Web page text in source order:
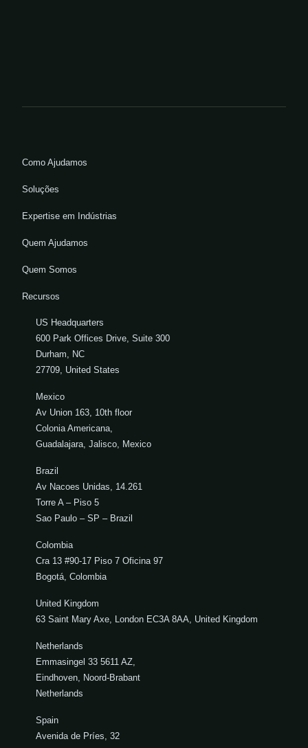
Como Ajudamos
Soluções
Expertise em Indústrias
Quem Ajudamos
Quem Somos
Recursos
US Headquarters
600 Park Offices Drive, Suite 300
Durham, NC
27709, United States
Mexico
Av Union 163, 10th floor
Colonia Americana,
Guadalajara, Jalisco, Mexico
Brazil
Av Nacoes Unidas, 14.261
Torre A – Piso 5
Sao Paulo – SP – Brazil
Colombia
Cra 13 #90-17 Piso 7 Oficina 97
Bogotá, Colombia
United Kingdom
63 Saint Mary Axe, London EC3A 8AA, United Kingdom
Netherlands
Emmasingel 33 5611 AZ,
Eindhoven, Noord-Brabant
Netherlands
Spain
Avenida de Príes, 32